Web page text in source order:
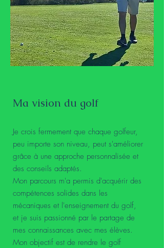
Ma vision du golf
Je crois fermement que chaque golfeur,
peu importe son niveau, peut s'améliorer
grâce à une approche personnalisée et
des conseils adaptés.
Mon parcours m'a permis d'acquérir des
compétences solides dans les
mécaniques et l'enseignement du golf,
et je suis passionné par le partage de
mes connaissances avec mes élèves.
Mon objectif est de rendre le golf